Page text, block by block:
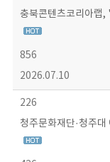
충북콘텐츠코리아랩,
856
2026.07.10
226
청주문화재단·청주